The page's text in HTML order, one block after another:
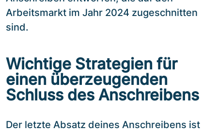
Arbeitsmarkt im Jahr 2024 zugeschnitten
sind.
Wichtige Strategien für
einen überzeugenden
Schluss des Anschreibens
Der letzte Absatz deines Anschreibens ist